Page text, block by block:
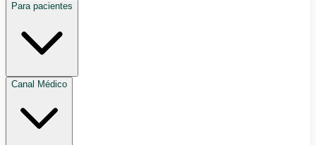
Para pacientes
Canal Médico